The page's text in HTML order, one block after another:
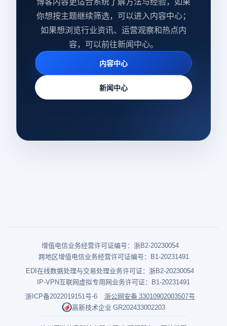
你想按主题继续筛选，可以进入内容中心；
如果想浏览行业资讯、运营观察和热点内
容，可以前往新闻中心。
内容中心
新闻中心
增值电信业务经营许可证编号：浙B2-20230054
跨地区增值电信业务经营许可证编号：B1-20231491
EDI在线数据处理与交易处理业务许可证：浙B2-20230054
IP-VPN互联网虚拟专用网业务许可证：B1-20231491
浙ICP备2022019151号-6
浙公网安备 33010902003507号
高新技术企业 GR202433002203